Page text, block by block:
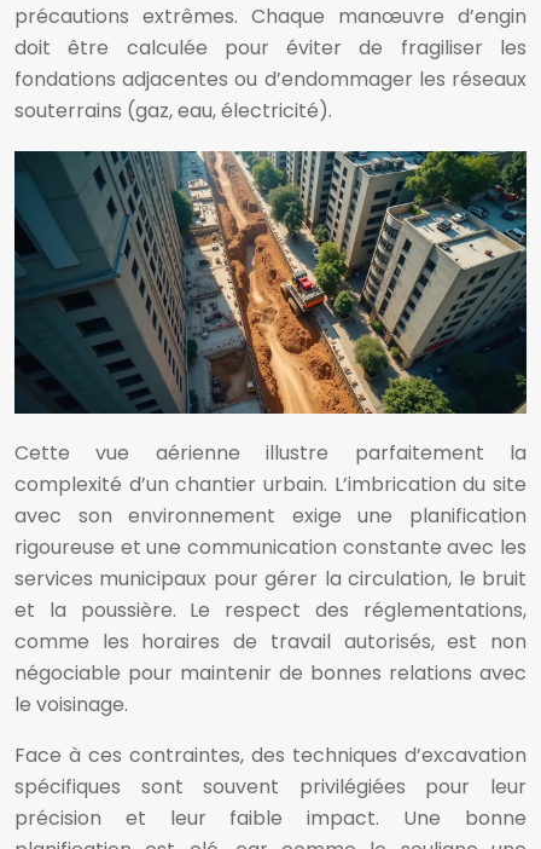
précautions extrêmes. Chaque manœuvre d’engin
doit être calculée pour éviter de fragiliser les
fondations adjacentes ou d’endommager les réseaux
souterrains (gaz, eau, électricité).
Cette vue aérienne illustre parfaitement la
complexité d’un chantier urbain. L’imbrication du site
avec son environnement exige une planification
rigoureuse et une communication constante avec les
services municipaux pour gérer la circulation, le bruit
et la poussière. Le respect des réglementations,
comme les horaires de travail autorisés, est non
négociable pour maintenir de bonnes relations avec
le voisinage.
Face à ces contraintes, des techniques d’excavation
spécifiques sont souvent privilégiées pour leur
précision et leur faible impact. Une bonne